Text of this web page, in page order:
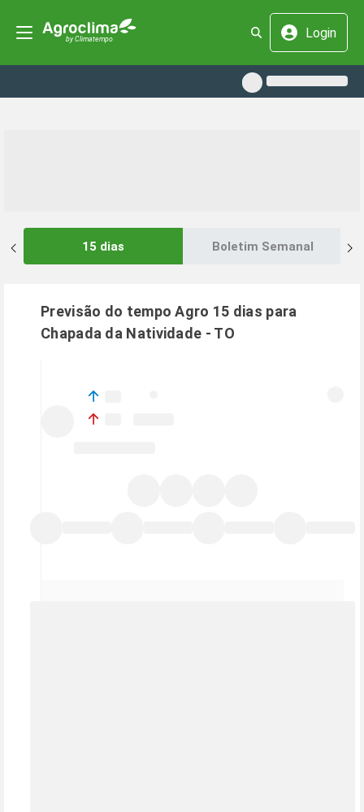
Login
15 dias Boletim Semanal
Previsão do tempo Agro 15 dias para
Chapada da Natividade - TO